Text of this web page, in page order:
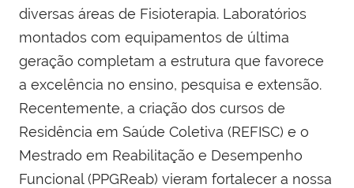
diversas áreas de Fisioterapia. Laboratórios
montados com equipamentos de última
geração completam a estrutura que favorece
a excelência no ensino, pesquisa e extensão.
Recentemente, a criação dos cursos de
Residência em Saúde Coletiva (REFISC) e o
Mestrado em Reabilitação e Desempenho
Funcional (PPGReab) vieram fortalecer a nossa